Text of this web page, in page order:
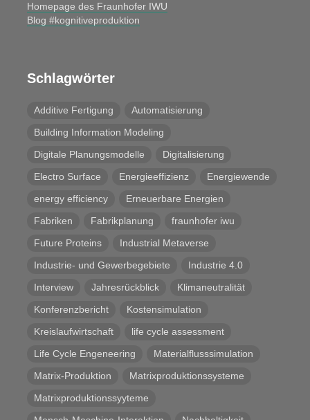
Homepage des Fraunhofer IWU
Blog #kognitiveproduktion
Schlagwörter
Additive Fertigung
Automatisierung
Building Information Modeling
Digitale Planungsmodelle
Digitalisierung
Electro Surface
Energieeffizienz
Energiewende
energy efficiency
Erneuerbare Energien
Fabriken
Fabrikplanung
fraunhofer iwu
Future Proteins
Industrial Metaverse
Industrie- und Gewerbegebiete
Industrie 4.0
Interview
Jahresrückblick
Klimaneutralität
Konferenzbericht
Kostensimulation
Kreislaufwirtschaft
life cycle assessment
Life Cycle Engeneering
Materialflusssimulation
Matrix-Produktion
Matrixproduktionssysteme
Matrixproduktionssyyteme